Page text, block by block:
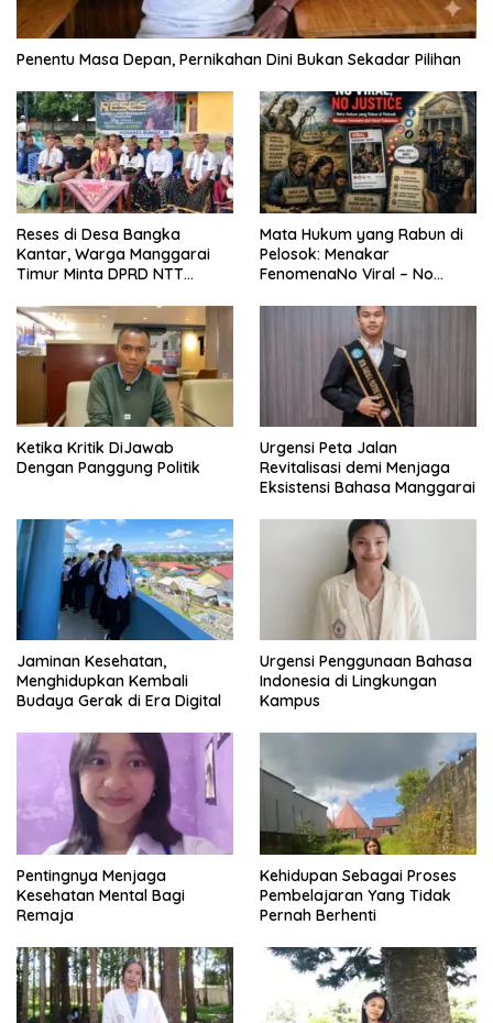
Penentu Masa Depan, Pernikahan Dini Bukan Sekadar Pilihan
Reses di Desa Bangka
Kantar, Warga Manggarai
Timur Minta DPRD NTT
Pergub Larangan Beli BBM
Bersubsidi Bagi Penunggak
Pajak
Mata Hukum yang Rabun di
Pelosok: Menakar
FenomenaNo Viral – No
Ketika Kritik DiJawab
Dengan Panggung Politik
Urgensi Peta Jalan
Revitalisasi demi Menjaga
Eksistensi Bahasa Manggarai
Jaminan Kesehatan,
Menghidupkan Kembali
Budaya Gerak di Era Digital
Urgensi Penggunaan Bahasa
Indonesia di Lingkungan
Kampus
Pentingnya Menjaga
Kesehatan Mental Bagi
Remaja
Kehidupan Sebagai Proses
Pembelajaran Yang Tidak
Pernah Berhenti